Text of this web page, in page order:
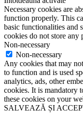
Necessary cookies are
function properly. This
basic functionalities and
cookies do not store any
Non-necessary
Non-necessary
Any cookies that may
to function and is used
analytics, ads, other
cookies. It is mandatory
these cookies on your
SALVEAZĂ ȘI